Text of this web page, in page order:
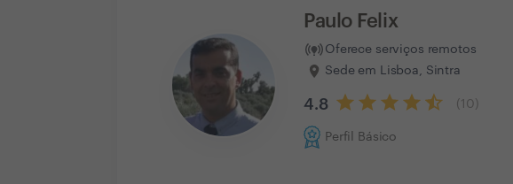
Paulo Felix
Oferece serviços remotos
Sede em Lisboa, Sintra
4.8 ( 10
Perfil Básico